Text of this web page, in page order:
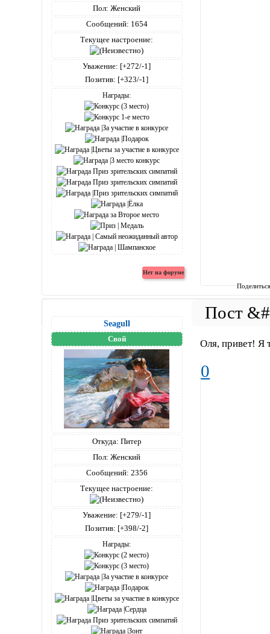
Пол: Женский
Сообщений: 1654
Текущее настроение:
Уважение: [+272/-1]
Позитив: [+323/-1]
Награды:
Seagull
Свой
Откуда: Питер
Пол: Женский
Сообщений: 2356
Текущее настроение:
Уважение: [+279/-1]
Позитив: [+398/-2]
Награды:
Оля, привет! Я
0